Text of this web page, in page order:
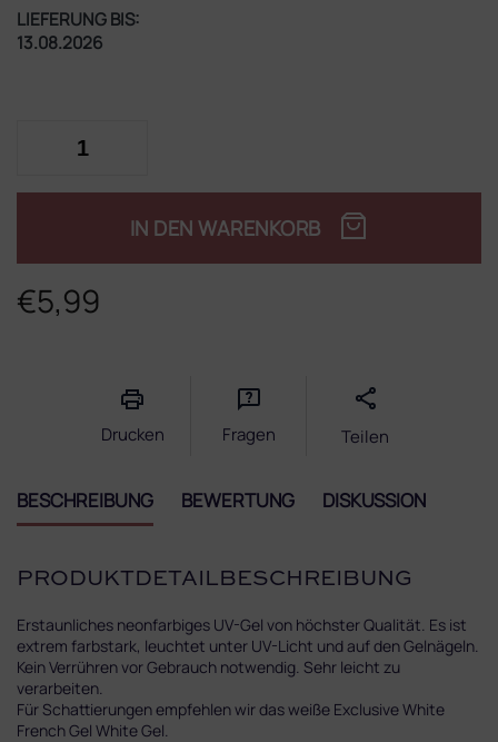
€5,99
LIEFERUNG BIS:
13.08.2026
IN DEN WARENKORB
Drucken Fragen Teilen
BESCHREIBUNG BEWERTUNG DISKUSSION
PRODUKTDETAILBESCHREIBUNG
Erstaunliches neonfarbiges UV-Gel von höchster Qualität. Es ist
extrem farbstark, leuchtet unter UV-Licht und auf den Gelnägeln.
Kein Verrühren vor Gebrauch notwendig. Sehr leicht zu
verarbeiten.
Für Schattierungen empfehlen wir das weiße Exclusive White
French Gel White Gel.